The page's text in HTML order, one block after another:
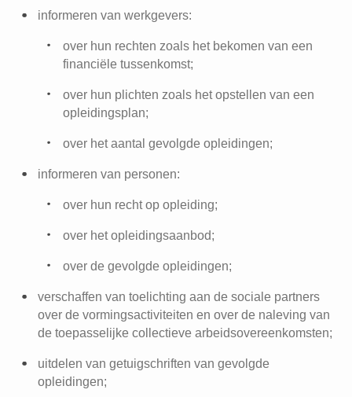
informeren van werkgevers:
over hun rechten zoals het bekomen van een
financiële tussenkomst;
over hun plichten zoals het opstellen van een
opleidingsplan;
over het aantal gevolgde opleidingen;
informeren van personen:
over hun recht op opleiding;
over het opleidingsaanbod;
over de gevolgde opleidingen;
verschaffen van toelichting aan de sociale partners
over de vormingsactiviteiten en over de naleving van
de toepasselijke collectieve arbeidsovereenkomsten;
uitdelen van getuigschriften van gevolgde
opleidingen;